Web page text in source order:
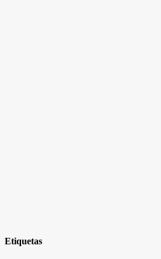
Etiquetas